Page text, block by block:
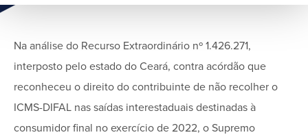
Na análise do Recurso Extraordinário nº 1.426.271,
interposto pelo estado do Ceará, contra acórdão que
reconheceu o direito do contribuinte de não recolher o
ICMS-DIFAL nas saídas interestaduais destinadas à
consumidor final no exercício de 2022, o Supremo